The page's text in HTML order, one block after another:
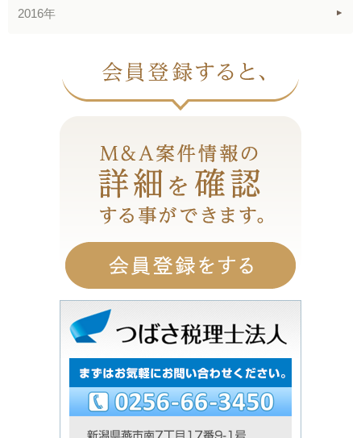
2016年